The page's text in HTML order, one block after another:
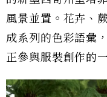
風景並置。花卉、
成系列的色彩語彙
正參與服裝創作的